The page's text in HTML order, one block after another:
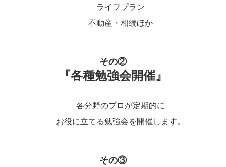
ライフプラン
不動産・相続ほか
その②
『各種勉強会開催』
各分野のプロが定期的に
お役に立てる勉強会を開催します。
その③